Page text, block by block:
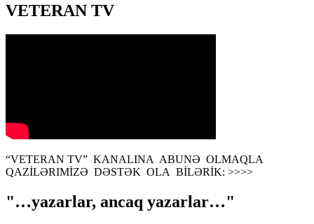
VETERAN TV
“VETERAN TV” KANALINA ABUNƏ OLMAQLA
QAZİLƏRIMİZƏ DƏSTƏK OLA BİLƏRİK: >>>>
"…yazarlar, ancaq yazarlar…"